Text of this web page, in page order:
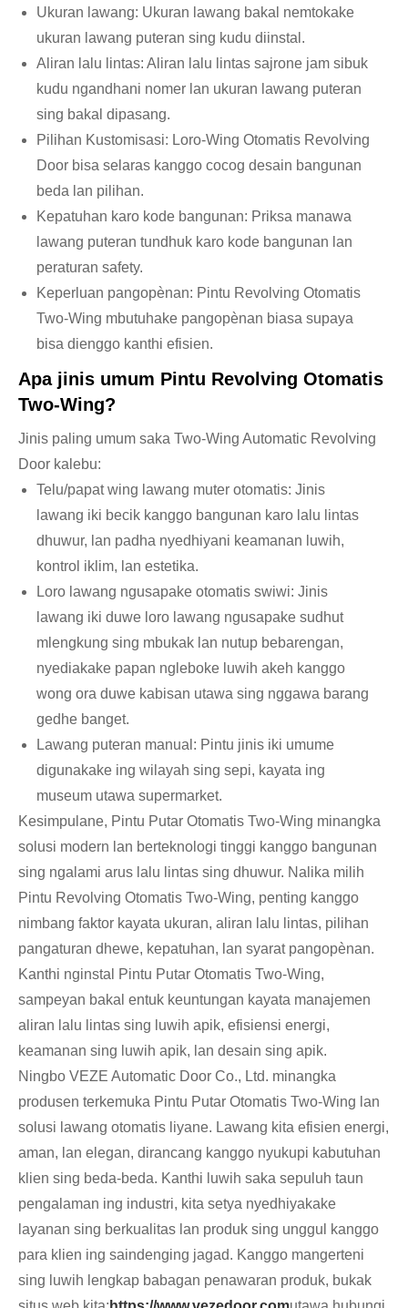
Ukuran lawang: Ukuran lawang bakal nemtokake
ukuran lawang puteran sing kudu diinstal.
Aliran lalu lintas: Aliran lalu lintas sajrone jam sibuk
kudu ngandhani nomer lan ukuran lawang puteran
sing bakal dipasang.
Pilihan Kustomisasi: Loro-Wing Otomatis Revolving
Door bisa selaras kanggo cocog desain bangunan
beda lan pilihan.
Kepatuhan karo kode bangunan: Priksa manawa
lawang puteran tundhuk karo kode bangunan lan
peraturan safety.
Keperluan pangopènan: Pintu Revolving Otomatis
Two-Wing mbutuhake pangopènan biasa supaya
bisa dienggo kanthi efisien.
Apa jinis umum Pintu Revolving Otomatis
Two-Wing?
Jinis paling umum saka Two-Wing Automatic Revolving
Door kalebu:
Telu/papat wing lawang muter otomatis: Jinis
lawang iki becik kanggo bangunan karo lalu lintas
dhuwur, lan padha nyedhiyani keamanan luwih,
kontrol iklim, lan estetika.
Loro lawang ngusapake otomatis swiwi: Jinis
lawang iki duwe loro lawang ngusapake sudhut
mlengkung sing mbukak lan nutup bebarengan,
nyediakake papan ngleboke luwih akeh kanggo
wong ora duwe kabisan utawa sing nggawa barang
gedhe banget.
Lawang puteran manual: Pintu jinis iki umume
digunakake ing wilayah sing sepi, kayata ing
museum utawa supermarket.
Kesimpulane, Pintu Putar Otomatis Two-Wing minangka
solusi modern lan berteknologi tinggi kanggo bangunan
sing ngalami arus lalu lintas sing dhuwur. Nalika milih
Pintu Revolving Otomatis Two-Wing, penting kanggo
nimbang faktor kayata ukuran, aliran lalu lintas, pilihan
pangaturan dhewe, kepatuhan, lan syarat pangopènan.
Kanthi nginstal Pintu Putar Otomatis Two-Wing,
sampeyan bakal entuk keuntungan kayata manajemen
aliran lalu lintas sing luwih apik, efisiensi energi,
keamanan sing luwih apik, lan desain sing apik.
Ningbo VEZE Automatic Door Co., Ltd. minangka
produsen terkemuka Pintu Putar Otomatis Two-Wing lan
solusi lawang otomatis liyane. Lawang kita efisien energi,
aman, lan elegan, dirancang kanggo nyukupi kabutuhan
klien sing beda-beda. Kanthi luwih saka sepuluh taun
pengalaman ing industri, kita setya nyedhiyakake
layanan sing berkualitas lan produk sing unggul kanggo
para klien ing saindenging jagad. Kanggo mangerteni
sing luwih lengkap babagan penawaran produk, bukak